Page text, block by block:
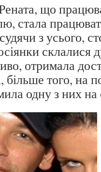
що
стала
з усього,
склалися
отримала
більше того, на
одну з них на